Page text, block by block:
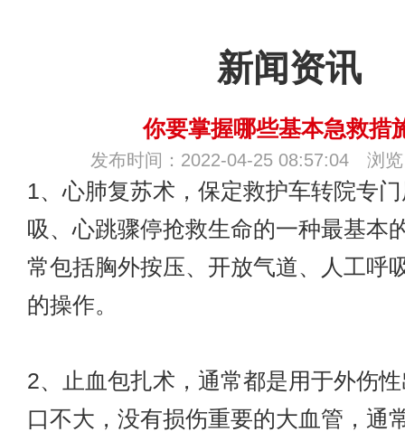
新闻资讯
你要掌握哪些基本急救措
发布时间：2022-04-25 08:57:04 浏览
1、心肺复苏术， 保定救护车转院专
吸、心跳骤停抢救生命的一种最基本
常包括胸外按压、开放气道、人工呼
的操作。
2、止血包扎术，通常都是用于外伤
口不大，没有损伤重要的大血管，通